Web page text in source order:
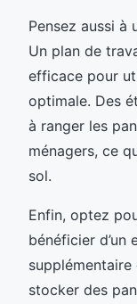
Pensez aussi à
Un plan de
efficace pour
optimale. Des
à ranger les
ménagers, ce
sol.
Enfin, optez
bénéficier d’un
stocker des